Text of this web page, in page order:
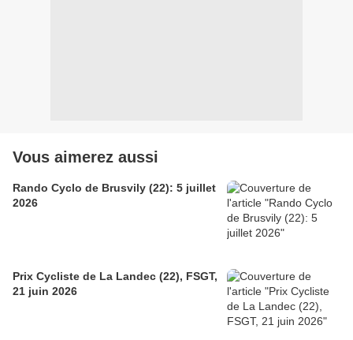
Vous aimerez aussi
Rando Cyclo de Brusvily (22): 5 juillet
2026
Prix Cycliste de La Landec (22), FSGT,
21 juin 2026